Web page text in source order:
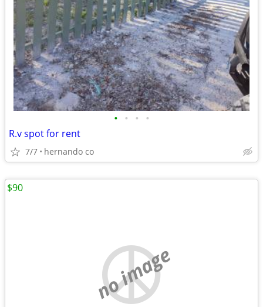
• • • •
R.v spot for rent
7/7 hernando co
no image
$90